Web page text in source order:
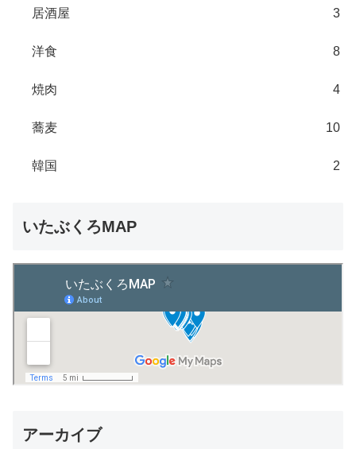
居酒屋 3
洋食 8
焼肉 4
蕎麦 10
韓国 2
いたぶくろMAP
アーカイブ